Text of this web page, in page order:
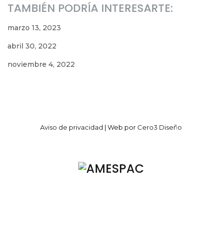
TAMBIÉN PODRÍA INTERESARTE:
marzo 13, 2023
abril 30, 2022
noviembre 4, 2022
Aviso de privacidad | Web por Cero3 Diseño